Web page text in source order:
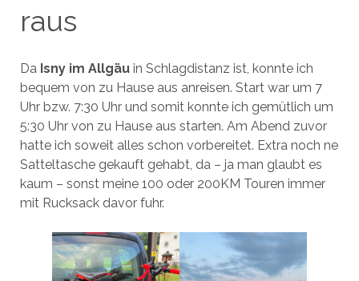
raus
DaIsny im Allgäu in Schlagdistanz ist, konnte ich
bequem von zu Hause aus anreisen. Start war um 7
Uhr bzw. 7:30 Uhr und somit konnte ich gemütlich um
5:30 Uhr von zu Hause aus starten. Am Abend zuvor
hatte ich soweit alles schon vorbereitet. Extra noch ne
Satteltasche gekauft gehabt, da – ja man glaubt es
kaum – sonst meine 100 oder 200KM Touren immer
mit Rucksack davor fuhr.